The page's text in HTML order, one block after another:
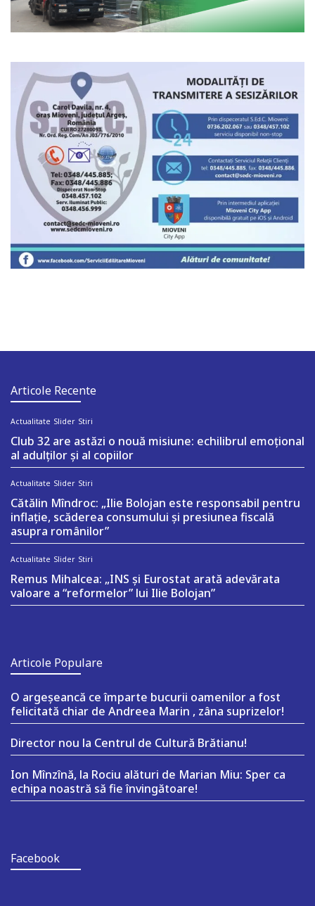
Articole Recente
Actualitate Slider Stiri
Club 32 are astăzi o nouă misiune: echilibrul emoțional
al adulților și al copiilor
Actualitate Slider Stiri
Cătălin Mîndroc: „Ilie Bolojan este responsabil pentru
inflație, scăderea consumului și presiunea fiscală
asupra românilor”
Actualitate Slider Stiri
Remus Mihalcea: „INS și Eurostat arată adevărata
valoare a “reformelor” lui Ilie Bolojan”
Articole Populare
O argeşeancă ce împarte bucurii oamenilor a fost
felicitată chiar de Andreea Marin , zâna suprizelor!
Director nou la Centrul de Cultură Brătianu!
Ion Mînzînă, la Rociu alături de Marian Miu: Sper ca
echipa noastră să fie învingătoare!
Facebook